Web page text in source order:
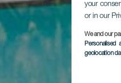
your
or in our
We and our
Personalised
geolocation